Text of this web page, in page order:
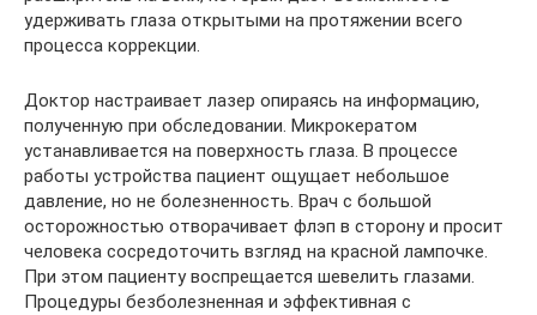
удерживать глаза открытыми на протяжении всего
процесса коррекции.
Доктор настраивает лазер опираясь на информацию,
полученную при обследовании. Микрокератом
устанавливается на поверхность глаза. В процессе
работы устройства пациент ощущает небольшое
давление, но не болезненность. Врач с большой
осторожностью отворачивает флэп в сторону и просит
человека сосредоточить взгляд на красной лампочке.
При этом пациенту воспрещается шевелить глазами.
Процедуры безболезненная и эффективная с